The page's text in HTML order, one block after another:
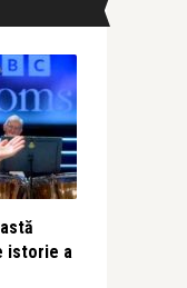
istorie a